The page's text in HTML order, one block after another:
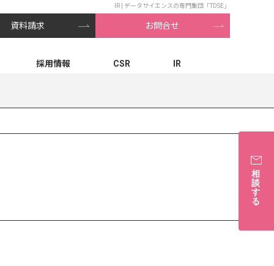
IR | データサイエンスの専門集団「TDSE」
資料請求 お問合せ
採用情報 CSR IR
相
談
す
る